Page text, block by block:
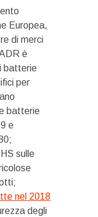
Europea,
di merci
è
batterie
per
batterie
e
sulle
nel 2018
degli